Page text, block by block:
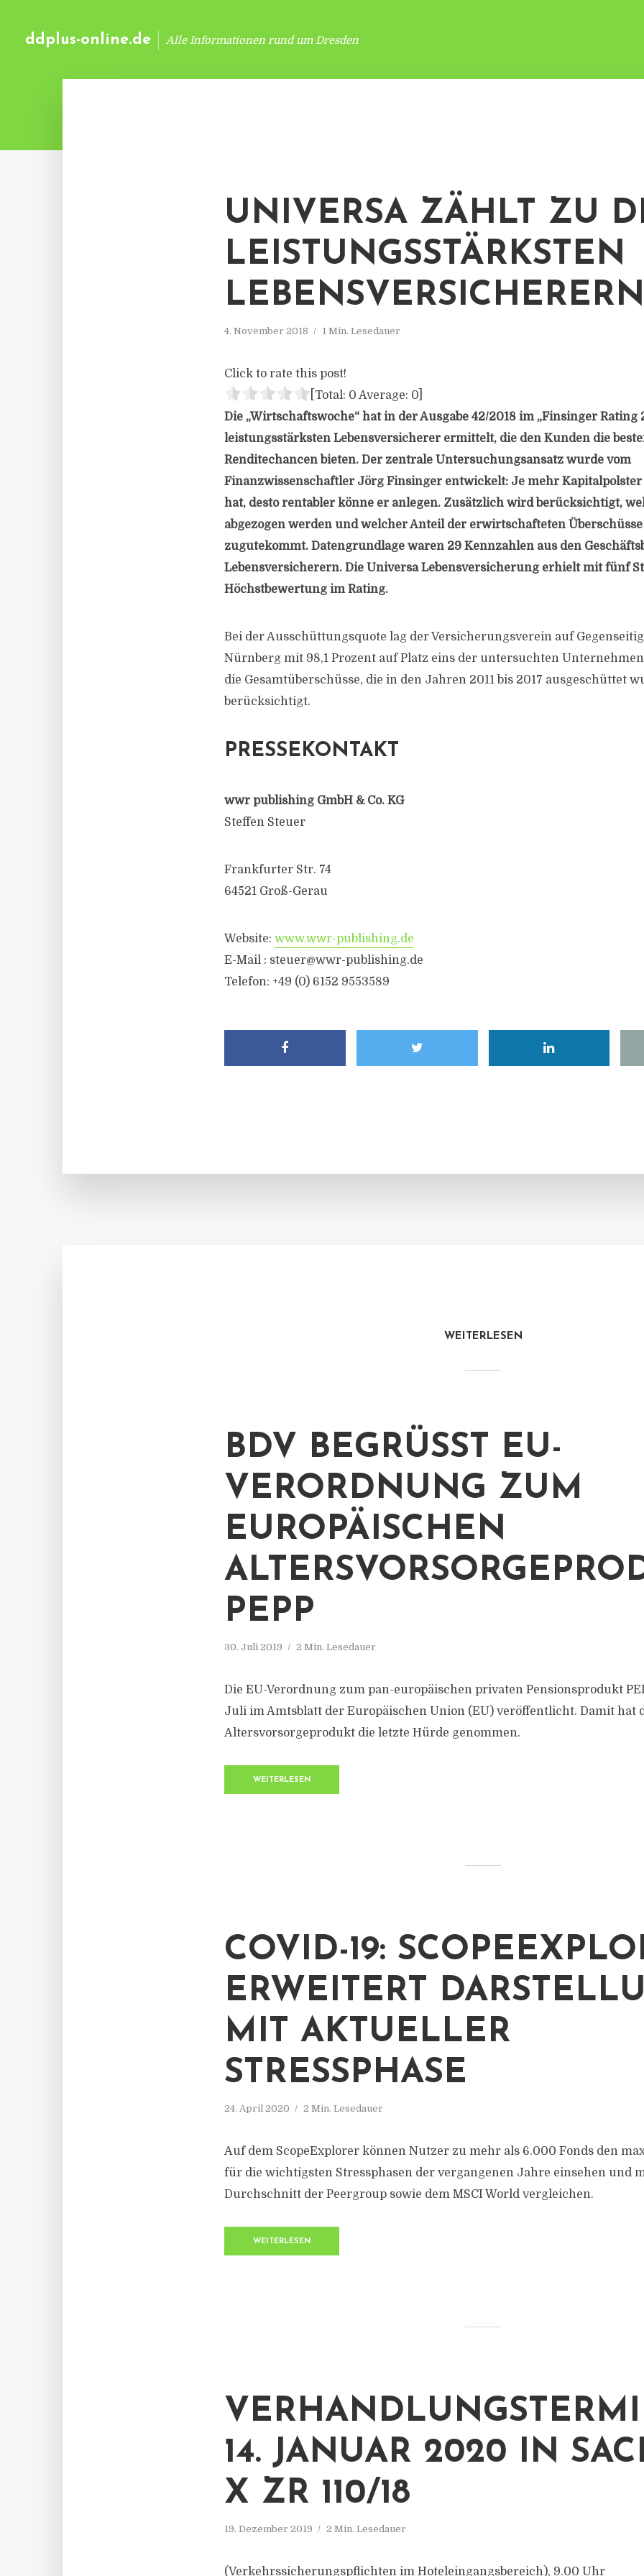
ddplus-online.de Alle Informationen rund um Dresden
UNIVERSA ZÄHLT ZU
LEISTUNGSSTÄRKSTEN
LEBENSVERSICHERERN
4. November 2018 1 Min. Lesedauer
Click to rate this post!
[Total: 0 Average: 0
Die „Wirtschaftswoche“ hat in der Ausgabe 42/2018 im „Finsinger Rating
leistungsstärksten Lebensversicherer ermittelt, die den Kunden die
Renditechancen bieten. Der zentrale Untersuchungsansatz wurde vom
Finanzwissenschaftler Jörg Finsinger entwickelt: Je mehr
hat, desto rentabler könne er anlegen. Zusätzlich wird berücksichtigt,
abgezogen werden und welcher Anteil der erwirtschafteten
zugutekommt. Datengrundlage waren 29 Kennzahlen aus den
Lebensversicherern. Die Universa Lebensversicherung erhielt mit fünf
Höchstbewertung im Rating.
Bei der Ausschüttungsquote lag der Versicherungsverein auf
Nürnberg mit 98,1 Prozent auf Platz eins der untersuchten
die Gesamtüberschüsse, die in den Jahren 2011 bis 2017 ausgeschüttet
berücksichtigt.
PRESSEKONTAKT
wwr publishing GmbH & Co. KG
Steffen Steuer
Frankfurter Str. 74
64521 Groß-Gerau
Website: www.wwr-publishing.de
E-Mail : steuer@wwr-publishing.de
Telefon: +49 (0) 6152 9553589
WEITERLESEN
BDV BEGRÜSST EU-V
ERORDNUNG ZUM E
UROPÄISCHEN A
EPP
30. Juli 2019 2 Min. Lesedauer
Die EU-Verordnung zum pan-europäischen privaten Pensionsprodukt
Juli im Amtsblatt der Europäischen Union (EU) veröffentlicht. Damit hat
Altersvorsorgeprodukt die letzte Hürde genommen.
WEITERLESEN
COVID-19:
ERWEITERT
MIT AKTUELLER
STRESSPHASE
24. April 2020 2 Min. Lesedauer
Auf dem ScopeExplorer können Nutzer zu mehr als 6.000 Fonds den
für die wichtigsten Stressphasen der vergangenen Jahre einsehen und
Durchschnitt der Peergroup sowie dem MSCI World vergleichen.
WEITERLESEN
14. JANUAR 2020 IN
X ZR 110/18
19. Dezember 2019 2 Min. Lesedauer
(Verkehrssicherungspflichten im Hoteleingangsbereich), 9.00 Uhr